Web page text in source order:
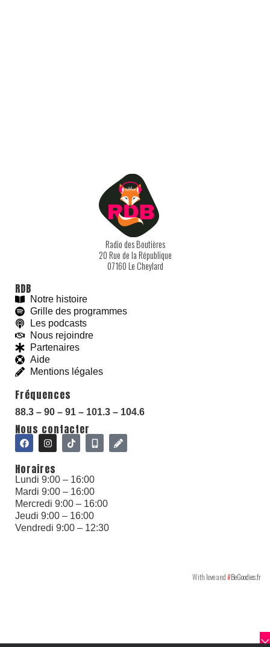
With love and
Radio des Boutières
20 Rue de la République
07160 Le Cheylard
RDB
Notre histoire
Grille des programmes
Les podcasts
Nous rejoindre
Partenaires
Aide
Mentions légales
Fréquences
88.3 – 90 – 91 – 101.3 – 104.6
Nous contacter
Horaires
Lundi 9:00 – 16:00
Mardi 9:00 – 16:00
Mercredi 9:00 – 16:00
Jeudi 9:00 – 16:00
Vendredi 9:00 – 12:30
With love and#BeGoodies.fr